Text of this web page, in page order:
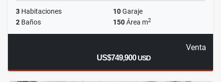
3 Habitaciones 10Garaje
2 Baños 150Área m2
Venta
US$749,900USD